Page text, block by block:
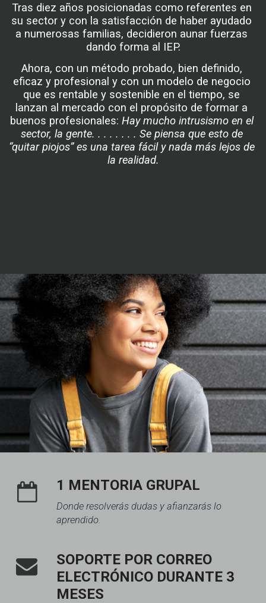
Tras diez años posicionadas como referentes en
su sector y con la satisfacción de haber ayudado
a numerosas familias, decidieron aunar fuerzas
dando forma al IEP.
Ahora, con un método probado, bien definido,
eficaz y profesional y con un modelo de negocio
que es rentable y sostenible en el tiempo, se
lanzan al mercado con el propósito de formar a
buenos profesionales: Hay mucho intrusismo en el
sector, la gente. . . . . . . . Se piensa que esto de
“quitar piojos” es una tarea fácil y nada más lejos de
la realidad.
1 MENTORIA GRUPAL
Donde resolverás dudas y afianzarás lo
aprendido.
SOPORTE POR CORREO
ELECTRÓNICO DURANTE 3
MESES